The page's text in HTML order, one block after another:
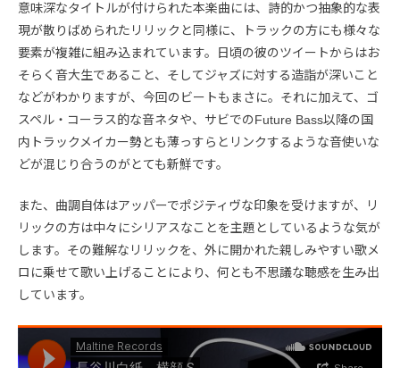
意味深なタイトルが付けられた本楽曲には、詩的かつ抽象的な表
現が散りばめられたリリックと同様に、トラックの方にも様々な
要素が複雑に組み込まれています。日頃の彼のツイートからはお
そらく音大生であること、そしてジャズに対する造詣が深いこと
などがわかりますが、今回のビートもまさに。それに加えて、ゴ
スペル・コーラス的な音ネタや、サビでのFuture Bass以降の国
内トラックメイカー勢とも薄っすらとリンクするような音使いな
どが混じり合うのがとても新鮮です。
また、曲調自体はアッパーでポジティヴな印象を受けますが、リ
リックの方は中々にシリアスなことを主題としているような気が
します。その難解なリリックを、外に開かれた親しみやすい歌メ
ロに乗せて歌い上げることにより、何とも不思議な聴感を生み出
しています。